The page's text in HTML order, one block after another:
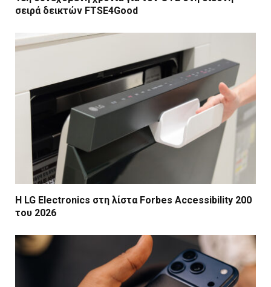
σειρά δεικτών FTSE4Good
Η LG Electronics στη λίστα Forbes Accessibility 200
του 2026